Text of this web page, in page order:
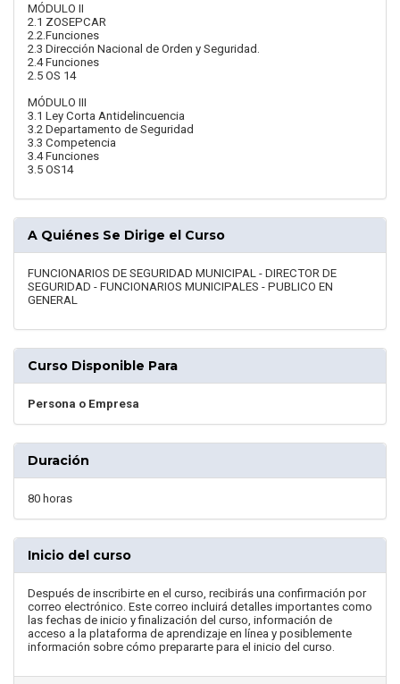
MÓDULO II
2.1 ZOSEPCAR
2.2.Funciones
2.3 Dirección Nacional de Orden y Seguridad.
2.4 Funciones
2.5 OS 14
MÓDULO III
3.1 Ley Corta Antidelincuencia
3.2 Departamento de Seguridad
3.3 Competencia
3.4 Funciones
3.5 OS14
A Quiénes Se Dirige el Curso
FUNCIONARIOS DE SEGURIDAD MUNICIPAL - DIRECTOR DE
SEGURIDAD - FUNCIONARIOS MUNICIPALES - PUBLICO EN
GENERAL
Curso Disponible Para
Persona o Empresa
Duración
80 horas
Inicio del curso
Después de inscribirte en el curso, recibirás una confirmación por
correo electrónico. Este correo incluirá detalles importantes como
las fechas de inicio y finalización del curso, información de
acceso a la plataforma de aprendizaje en línea y posiblemente
información sobre cómo prepararte para el inicio del curso.